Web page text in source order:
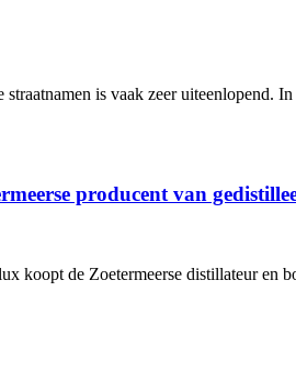
straatnamen is vaak zeer uiteenlopend.
producent van
koopt de Zoetermeerse distillateur en